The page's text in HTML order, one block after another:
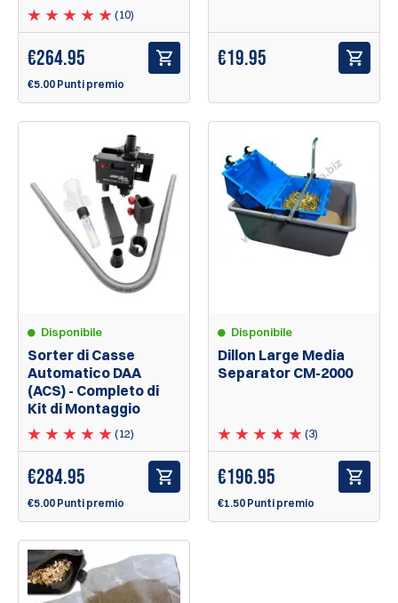
(10)
€264.95
€5.00 Punti premio
€19.95
Disponibile
Sorter di Casse
Automatico DAA
(ACS) - Completo di
Kit di Montaggio
(12)
€284.95
€5.00 Punti premio
Disponibile
Dillon Large Media
Separator CM-2000
(3)
€196.95
€1.50 Punti premio